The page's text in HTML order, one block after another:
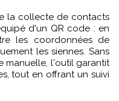
la collecte de contacts
d'un QR code : en
les coordonnées de
les siennes. Sans
manuelle, l'outil garantit
tout en offrant un suivi